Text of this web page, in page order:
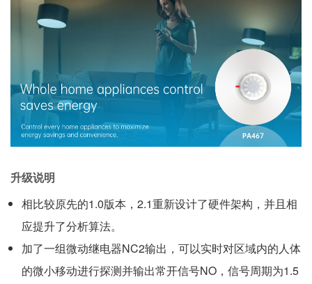
升级说明
相比较原先的1.0版本，2.1重新设计了硬件架构，并且相
应提升了分析算法。
加了一组微动继电器NC2输出，可以实时对区域内的人体
的微小移动进行探测并输出常开信号NO，信号周期为1.5